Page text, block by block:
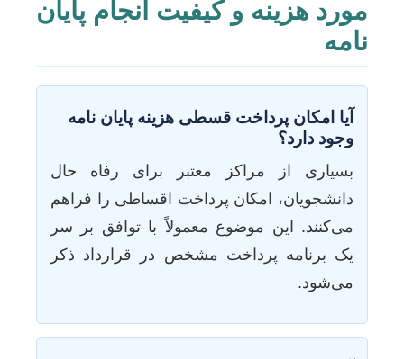
مورد هزینه و کیفیت انجام پایان
نامه
آیا امکان پرداخت قسطی هزینه پایان نامه
وجود دارد؟
بسیاری از مراکز معتبر برای رفاه حال
دانشجویان، امکان پرداخت اقساطی را فراهم
می‌کنند. این موضوع معمولاً با توافق بر سر
یک برنامه پرداخت مشخص در قرارداد ذکر
می‌شود.